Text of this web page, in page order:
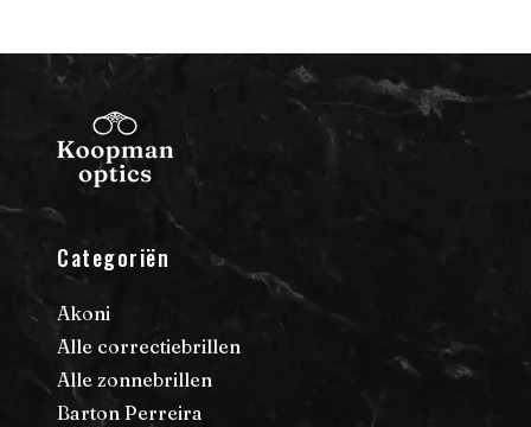
Categoriën
Akoni
Alle correctiebrillen
Alle zonnebrillen
Barton Perreira